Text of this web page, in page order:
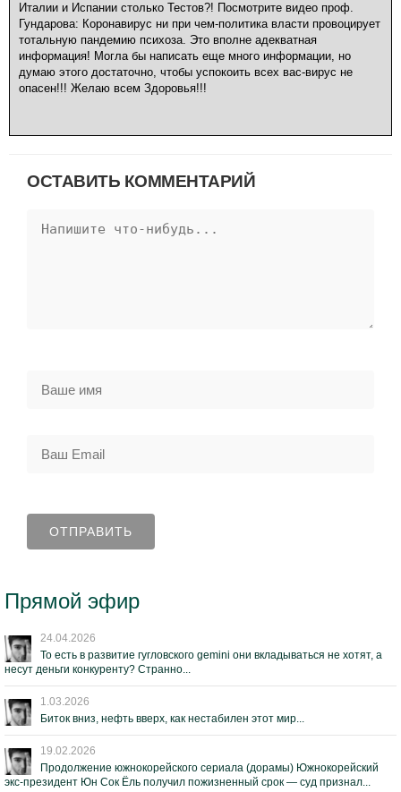
Италии и Испании столько Тестов?! Посмотрите видео проф.
Гундарова: Коронавирус ни при чем-политика власти провоцирует
тотальную пандемию психоза. Это вполне адекватная
информация! Могла бы написать еще много информации, но
думаю этого достаточно, чтобы успокоить всех вас-вирус не
опасен!!! Желаю всем Здоровья!!!
ОСТАВИТЬ КОММЕНТАРИЙ
Прямой эфир
24.04.2026
То есть в развитие гугловского gemini они вкладываться не хотят, а
несут деньги конкуренту? Странно...
1.03.2026
Биток вниз, нефть вверх, как нестабилен этот мир...
19.02.2026
Продолжение южнокорейского сериала (дорамы) Южнокорейский
экс-президент Юн Сок Ёль получил пожизненный срок — суд признал...